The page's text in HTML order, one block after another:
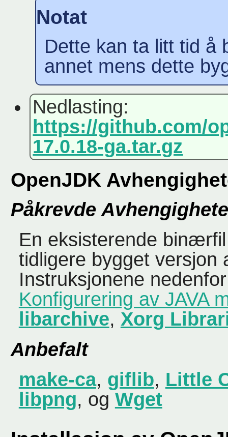
Notat
Dette kan ta litt tid å
annet mens dette
Nedlasting:
https://github.com/
17.0.18-ga.tar.gz
OpenJDK
Påkrevde
En eksisterende
tidligere bygget versjon
Instruksjonene
Konfigurering av JAVA
libarchive, Xorg
Anbefalt
make-ca, giflib, Little
libpng, og Wget